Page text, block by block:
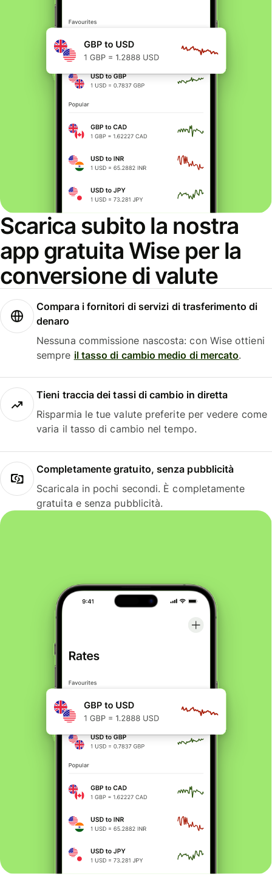
Scarica subito la nostra
app gratuita Wise per la
conversione di valute
Compara i fornitori di servizi di trasferimento di
denaro
Nessuna commissione nascosta: con Wise ottieni
sempre il tasso di cambio medio di mercato.
Tieni traccia dei tassi di cambio in diretta
Risparmia le tue valute preferite per vedere come
varia il tasso di cambio nel tempo.
Completamente gratuito, senza pubblicità
Scaricala in pochi secondi. È completamente
gratuita e senza pubblicità.